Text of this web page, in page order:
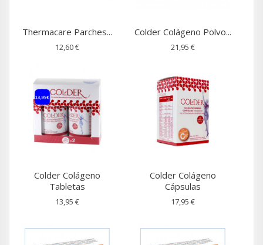
Thermacare Parches...
12,60 €
Colder Colágeno Polvo...
21,95 €
Colder Colágeno
Tabletas
13,95 €
Colder Colágeno
Cápsulas
17,95 €